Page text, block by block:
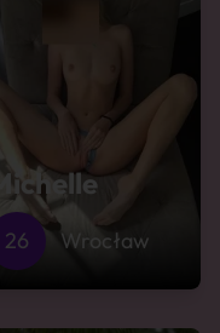
Michelle
26 Wrocław